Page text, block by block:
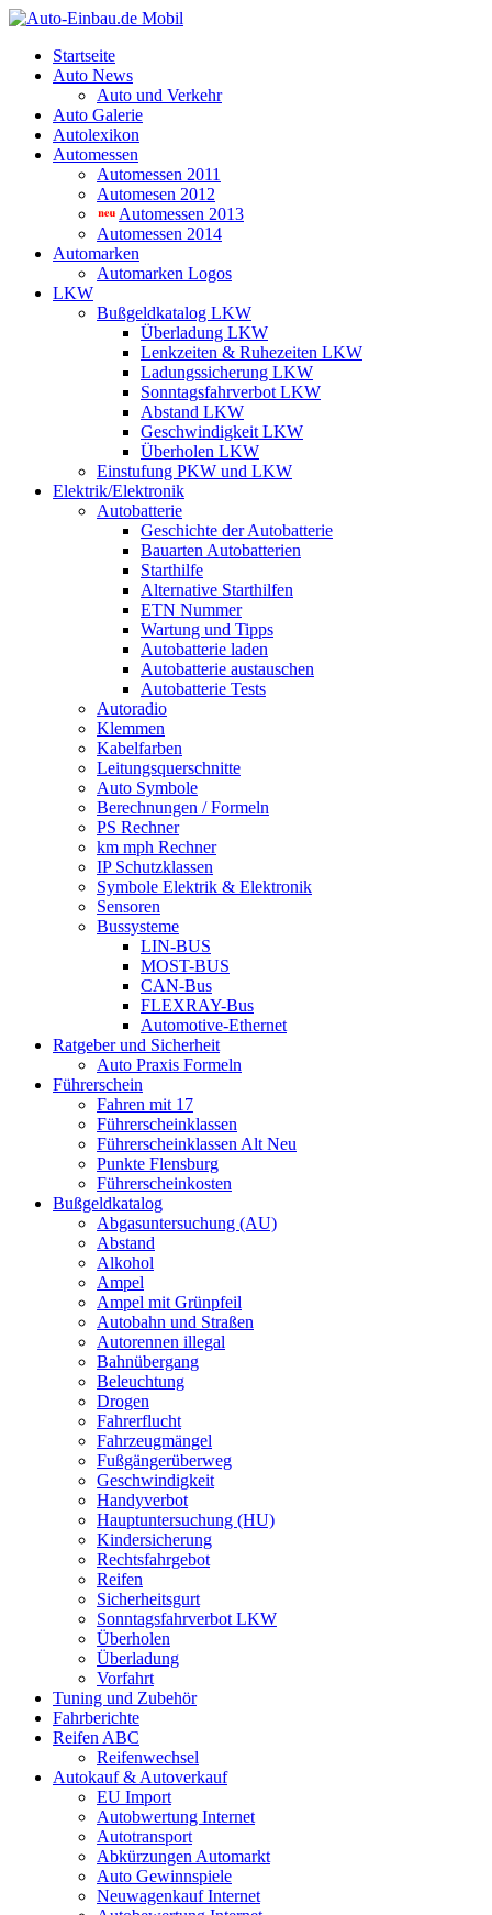
Startseite
Auto News
Auto und Verkehr
Auto Galerie
Autolexikon
Automessen
Automessen 2011
Automesen 2012
Automessen 2013
Automessen 2014
Automarken
Automarken Logos
LKW
Bußgeldkatalog LKW
Überladung LKW
Lenkzeiten & Ruhezeiten LKW
Ladungssicherung LKW
Sonntagsfahrverbot LKW
Abstand LKW
Geschwindigkeit LKW
Überholen LKW
Einstufung PKW und LKW
Elektrik/Elektronik
Autobatterie
Geschichte der Autobatterie
Bauarten Autobatterien
Starthilfe
Alternative Starthilfen
ETN Nummer
Wartung und Tipps
Autobatterie laden
Autobatterie austauschen
Autobatterie Tests
Autoradio
Klemmen
Kabelfarben
Leitungsquerschnitte
Auto Symbole
Berechnungen / Formeln
PS Rechner
km mph Rechner
IP Schutzklassen
Symbole Elektrik & Elektronik
Sensoren
Bussysteme
LIN-BUS
MOST-BUS
CAN-Bus
FLEXRAY-Bus
Automotive-Ethernet
Ratgeber und Sicherheit
Auto Praxis Formeln
Führerschein
Fahren mit 17
Führerscheinklassen
Führerscheinklassen Alt Neu
Punkte Flensburg
Führerscheinkosten
Bußgeldkatalog
Abgasuntersuchung (AU)
Abstand
Alkohol
Ampel
Ampel mit Grünpfeil
Autobahn und Straßen
Autorennen illegal
Bahnübergang
Beleuchtung
Drogen
Fahrerflucht
Fahrzeugmängel
Fußgängerüberweg
Geschwindigkeit
Handyverbot
Hauptuntersuchung (HU)
Kindersicherung
Rechtsfahrgebot
Reifen
Sicherheitsgurt
Sonntagsfahrverbot LKW
Überholen
Überladung
Vorfahrt
Tuning und Zubehör
Fahrberichte
Reifen ABC
Reifenwechsel
Autokauf & Autoverkauf
EU Import
Autobwertung Internet
Autotransport
Abkürzungen Automarkt
Auto Gewinnspiele
Neuwagenkauf Internet